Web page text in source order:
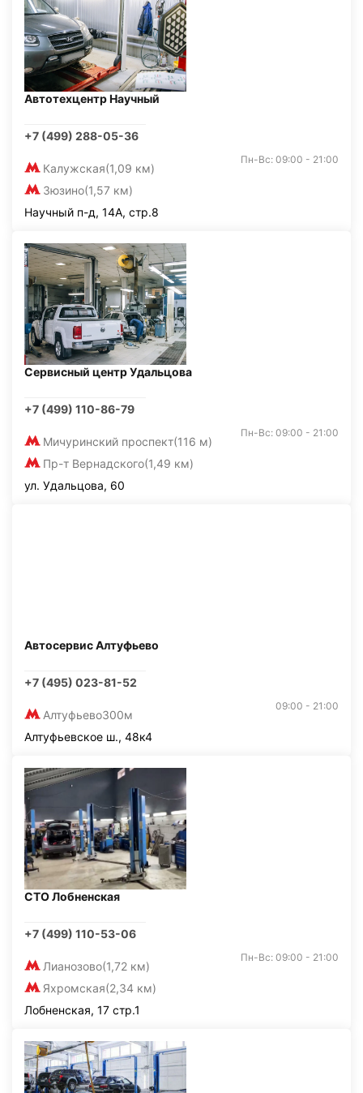
Автотехцентр Научный
+7 (499) 288-05-36
Калужская(1,09 км)
Зюзино(1,57 км)
Пн-Вс: 09:00 - 21:00
Научный п-д, 14А, стр.8
Сервисный центр Удальцова
+7 (499) 110-86-79
Мичуринский проспект(116 м)
Пр-т Вернадского(1,49 км)
Пн-Вс: 09:00 - 21:00
ул. Удальцова, 60
Автосервис Алтуфьево
+7 (495) 023-81-52
Алтуфьево300м
09:00 - 21:00
Алтуфьевское ш., 48к4
СТО Лобненская
+7 (499) 110-53-06
Лианозово(1,72 км)
Яхромская(2,34 км)
Пн-Вс: 09:00 - 21:00
Лобненская, 17 стр.1